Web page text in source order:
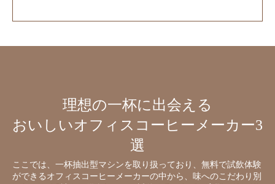
理想の一杯に出会える
おいしいオフィスコーヒーメーカー3
選
ここでは、一杯抽出型マシンを取り扱っており、無料で試飲体験
ができるオフィスコーヒーメーカーの中から、味へのこだわり別